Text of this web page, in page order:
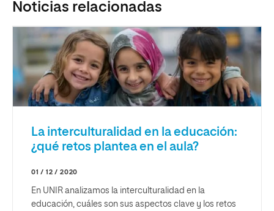
Noticias relacionadas
La interculturalidad en la educación:
¿qué retos plantea en el aula?
01 / 12 / 2020
En UNIR analizamos la interculturalidad en la
educación, cuáles son sus aspectos clave y los retos